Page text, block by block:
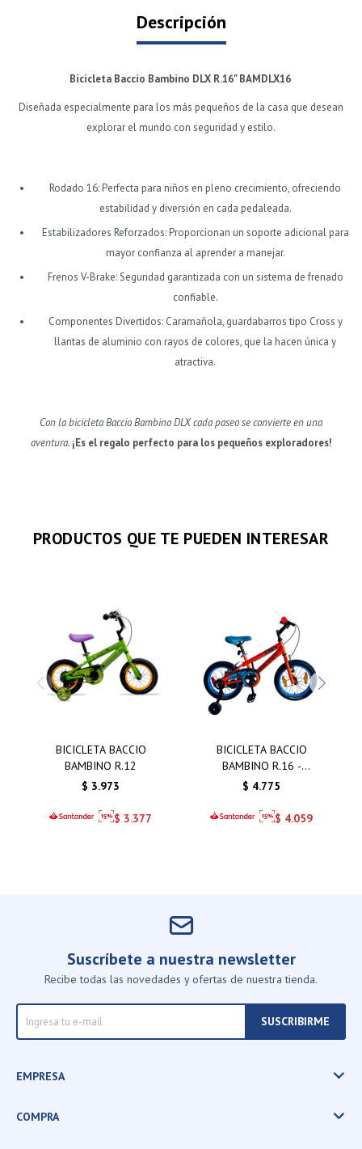
Descripción
Bicicleta Baccio Bambino DLX R.16" BAMDLX16
Diseñada especialmente para los más pequeños de la casa que desean
explorar el mundo con seguridad y estilo.
Rodado 16: Perfecta para niños en pleno crecimiento, ofreciendo
estabilidad y diversión en cada pedaleada.
Estabilizadores Reforzados: Proporcionan un soporte adicional para
mayor confianza al aprender a manejar.
Frenos V-Brake: Seguridad garantizada con un sistema de frenado
confiable.
Componentes Divertidos: Caramañola, guardabarros tipo Cross y
llantas de aluminio con rayos de colores, que la hacen única y
atractiva.
Con la bicicleta Baccio Bambino DLX cada paseo se convierte en una
aventura. ¡Es el regalo perfecto para los pequeños exploradores!
PRODUCTOS QUE TE PUEDEN INTERESAR
BICICLETA BACCIO
BAMBINO R.12
$ 3.973
$ 3.377
BICICLETA BACCIO
BAMBINO R.16 -
BICICLETA BACCIO
$ 4.775
$ 4.059
Suscríbete a nuestra newsletter
Recibe todas las novedades y ofertas de nuestra tienda.
SUSCRIBIRME
EMPRESA
COMPRA